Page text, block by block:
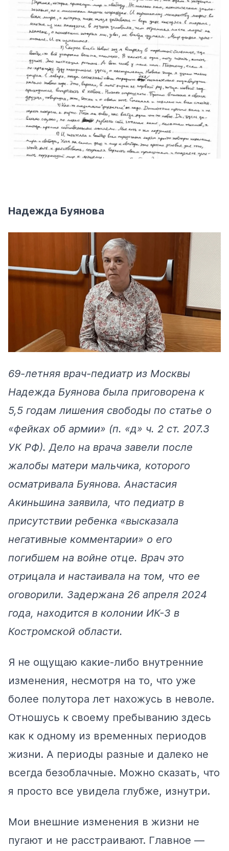
Надежда Буянова
69-летняя врач-педиатр из Москвы
Надежда Буянова была приговорена к
5,5 годам лишения свободы по статье о
«фейках об армии» (п. «д» ч. 2 ст. 207.3
УК РФ). Дело на врача завели после
жалобы матери мальчика, которого
осматривала Буянова. Анастасия
Акиньшина заявила, что педиатр в
присутствии ребенка «высказала
негативные комментарии» о его
погибшем на войне отце. Врач это
отрицала и настаивала на том, что ее
оговорили. Задержана 26 апреля 2024
года, находится в колонии ИК-3 в
Костромской области.
Я не ощущаю какие-либо внутренние
изменения, несмотря на то, что уже
более полутора лет нахожусь в неволе.
Отношусь к своему пребыванию здесь
как к одному из временных периодов
жизни. А периоды разные и далеко не
всегда безоблачные. Можно сказать, что
я просто все увидела глубже, изнутри.
Мои внешние изменения в жизни не
пугают и не расстраивают. Главное —